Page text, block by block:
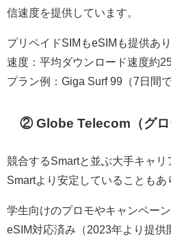
信速度を提供しています。
プリペイドSIMもeSIMも提供あり
速度：平均ダウンロード速度約
プラン例：Giga Surf 99（7日間
② Globe Telecom（グロ
競合するSmartと並ぶ大手キャリ
Smartより安定していることもあ
学生向けのプロモやキャンペー
eSIM対応済み（2023年より提供